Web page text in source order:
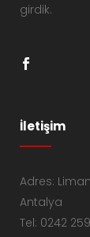
girdik.
İletişim
Adres:
Antalya
Tel: 0242